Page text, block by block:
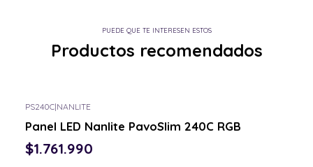
PUEDE QUE TE INTERESEN ESTOS
Productos recomendados
PS240C|NANLITE
Panel LED Nanlite PavoSlim 240C RGB
$1.761.990